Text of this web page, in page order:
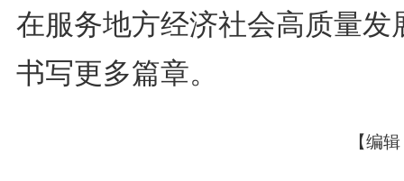
在服务地方经济社会高质量发
书写更多篇章。
【编